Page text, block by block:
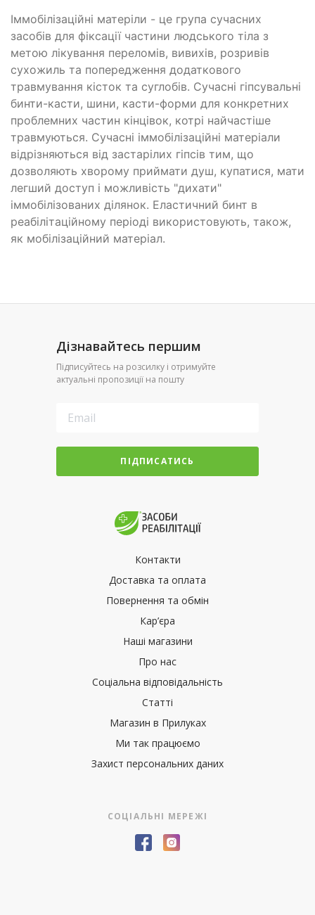
Іммобілізаційні матеріли - це група сучасних
засобів для фіксації частини людського тіла з
метою лікування переломів, вивихів, розривів
сухожиль та попередження додаткового
травмування кісток та суглобів. Сучасні гіпсувальні
бинти-касти, шини, касти-форми для конкретних
проблемних частин кінцівок, котрі найчастіше
травмуються. Сучасні іммобілізаційні матеріали
відрізняються від застарілих гіпсів тим, що
дозволяють хворому приймати душ, купатися, мати
легший доступ і можливість "дихати"
іммобілізованих ділянок. Еластичний бинт в
реабілітаційному періоді використовують, також,
як мобілізаційний матеріал.
Дізнавайтесь першим
Підписуйтесь на розсилку і отримуйте
актуальні пропозиції на пошту
ПІДПИСАТИСЬ
Контакти
Доставка та оплата
Повернення та обмін
Кар’єра
Наші магазини
Про нас
Соціальна відповідальність
Статті
Магазин в Прилуках
Ми так працюємо
Захист персональних даних
СОЦІАЛЬНІ МЕРЕЖІ